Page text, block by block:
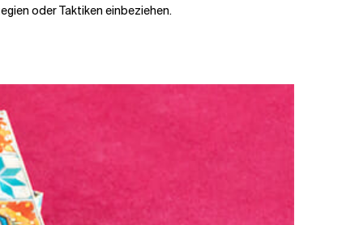
oder Taktiken einbeziehen.